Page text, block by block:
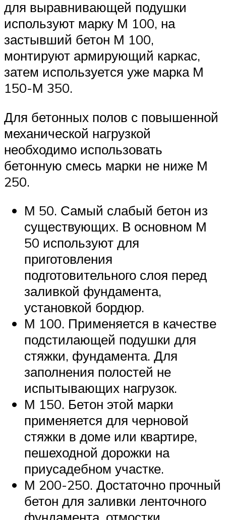
для выравнивающей подушки
используют марку М 100, на
застывший бетон М 100,
монтируют армирующий каркас,
затем используется уже марка М
150-М 350.
Для бетонных полов с повышенной
механической нагрузкой
необходимо использовать
бетонную смесь марки не ниже М
250.
М 50. Самый слабый бетон из
существующих. В основном М
50 используют для
приготовления
подготовительного слоя перед
заливкой фундамента,
установкой бордюр.
М 100. Применяется в качестве
подстилающей подушки для
стяжки, фундамента. Для
заполнения полостей не
испытывающих нагрузок.
М 150. Бетон этой марки
применяется для черновой
стяжки в доме или квартире,
пешеходной дорожки на
приусадебном участке.
М 200-250. Достаточно прочный
бетон для заливки ленточного